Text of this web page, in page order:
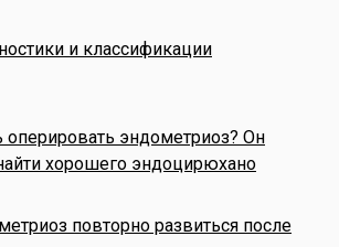
и классификации
оперировать эндометриоз? Он
хорошего эндоцирюхано
повторно развиться после